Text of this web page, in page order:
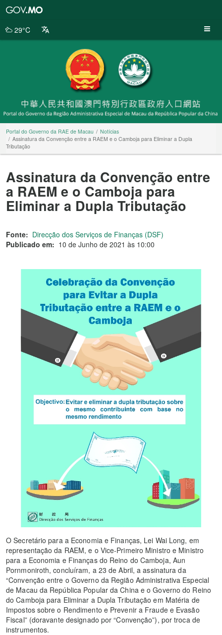
da
29°C
Portal do Governo da RAE de Macau
Notícias
Assinatura da Convenção entre a RAEM e o Camboja para Eliminar a Dupla
Tributação
Assinatura da Convenção entre
a RAEM e o Camboja para
Eliminar a Dupla Tributação
Fonte: Direcção dos Serviços de Finanças (DSF)
Publicado em: 10 de Junho de 2021 às 10:00
O Secretário para a Economia e Finanças, Lei Wai Long, em
representação da RAEM, e o Vice-Primeiro Ministro e Ministro
para a Economia e Finanças do Reino do Camboja, Aun
Pornmoniroth, concluíram, a 23 de Abril, a assinatura da
“Convenção entre o Governo da Região Administrativa Especial
de Macau da República Popular da China e o Governo do Reino
do Camboja para Eliminar a Dupla Tributação em Matéria de
Impostos sobre o Rendimento e Prevenir a Fraude e Evasão
Fiscal” (doravante designado por “Convenção”), por troca de
instrumentos.